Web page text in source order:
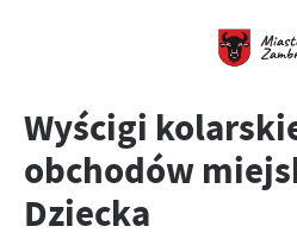
Wyścigi
obchodów
Dziecka